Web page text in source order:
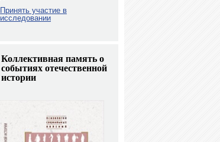
Принять участие в
исследовании
Коллективная память о
событиях отечественной
истории